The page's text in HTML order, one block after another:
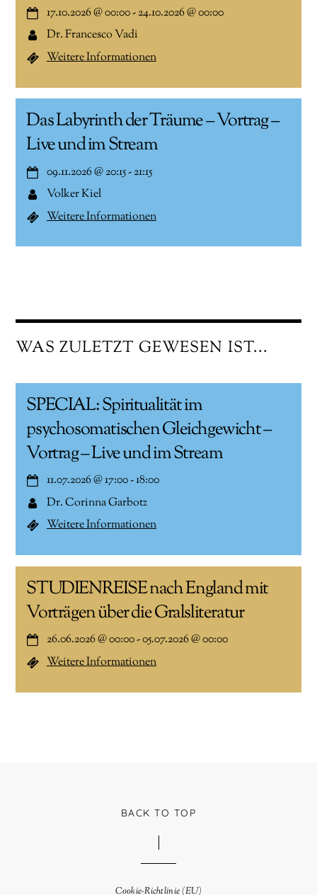
17.10.2026@00:00-24.10.2026@00:00
Dr. Francesco Vadi
Weitere Informationen
Das Labyrinth der Träume – Vortrag –
Live und im Stream
09.11.2026@20:15-21:15
Volker Kiel
Weitere Informationen
WAS ZULETZT GEWESEN IST...
SPECIAL: Spiritualität im
psychosomatischen Gleichgewicht –
Vortrag – Live und im Stream
11.07.2026@17:00-18:00
Dr. Corinna Garbotz
Weitere Informationen
STUDIENREISE nach England mit
Vorträgen über die Gralsliteratur
26.06.2026@00:00-05.07.2026@00:00
Weitere Informationen
BACK TO TOP
Cookie-Richtlinie (EU)